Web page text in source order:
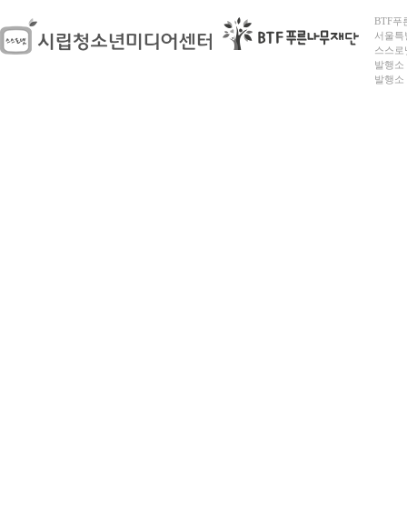
BTF푸
서울
스스로
발행소
발행소